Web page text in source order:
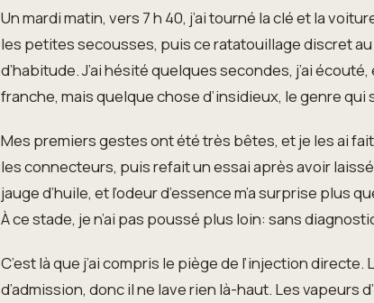
Un mardi matin, vers 7 h 40, j’ai tourné la clé et la
les petites secousses, puis ce ratatouillage discret
d’habitude. J’ai hésité quelques secondes, j’ai
franche, mais quelque chose d’insidieux, le genre
Mes premiers gestes ont été très bêtes, et je les ai
les connecteurs, puis refait un essai après avoir laissé
jauge d’huile, et l’odeur d’essence m’a surprise plus
À ce stade, je n’ai pas poussé plus loin: sans
C’est là que j’ai compris le piège de l’injection
d’admission, donc il ne lave rien là-haut. Les